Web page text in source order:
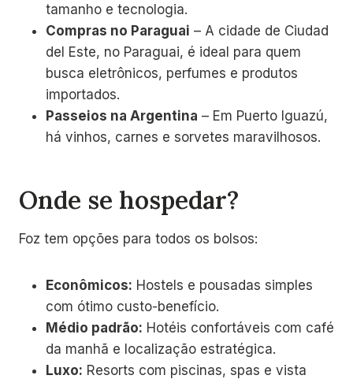
tamanho e tecnologia.
Compras no Paraguai – A cidade de Ciudad
del Este, no Paraguai, é ideal para quem
busca eletrônicos, perfumes e produtos
importados.
Passeios na Argentina – Em Puerto Iguazú,
há vinhos, carnes e sorvetes maravilhosos.
Onde se hospedar?
Foz tem opções para todos os bolsos:
Econômicos: Hostels e pousadas simples
com ótimo custo-benefício.
Médio padrão: Hotéis confortáveis com café
da manhã e localização estratégica.
Luxo: Resorts com piscinas, spas e vista